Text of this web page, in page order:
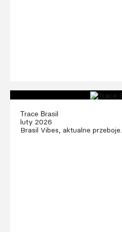
Trace Brasil
luty 2026
Brasil Vibes, aktualne przeboje.